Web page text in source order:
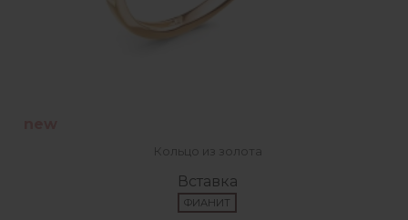
Кольцо из золота
Вставка
ФИАНИТ